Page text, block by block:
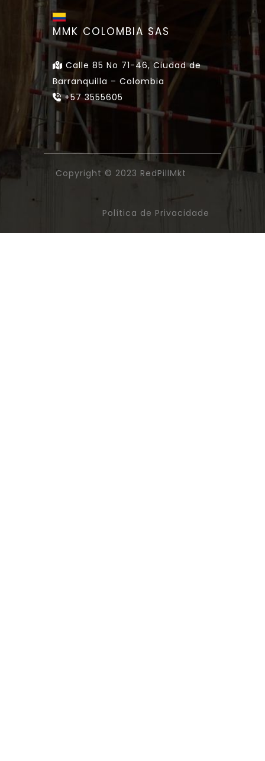
MMK COLOMBIA SAS
Calle 85 No 71-46, Ciudad de
Barranquilla – Colombia
+57 3555605
Copyright © 2023 RedPillMkt
Política de Privacidade